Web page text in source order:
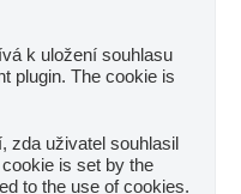
k uložení souhlasu
plugin. The cookie is
zda uživatel souhlasil
is set by the
to the use of cookies.